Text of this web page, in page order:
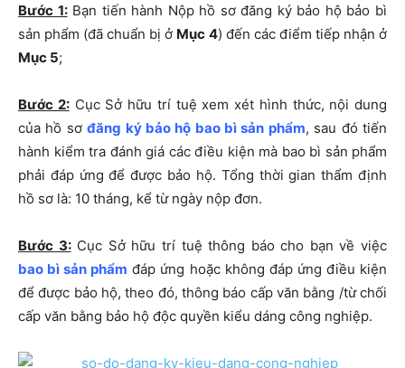
Bước 1:Bạn tiến hành Nộp hồ sơ đăng ký bảo hộ bảo bì
sản phẩm (đã chuẩn bị ở Mục 4) đến các điểm tiếp nhận ở
Mục 5;
Bước 2:Cục Sở hữu trí tuệ xem xét hình thức, nội dung
của hồ sơđăng ký bảo hộ bao bì sản phẩm, sau đó tiến
hành kiểm tra đánh giá các điều kiện mà bao bì sản phẩm
phải đáp ứng để được bảo hộ. Tổng thời gian thẩm định
hồ sơ là: 10 tháng, kể từ ngày nộp đơn.
Bước 3:Cục Sở hữu trí tuệ thông báo cho bạn về việc
bao bì sản phẩm đáp ứng hoặc không đáp ứng điều kiện
để được bảo hộ, theo đó, thông báo cấp văn bằng /từ chối
cấp văn bằng bảo hộ độc quyền kiểu dáng công nghiệp.